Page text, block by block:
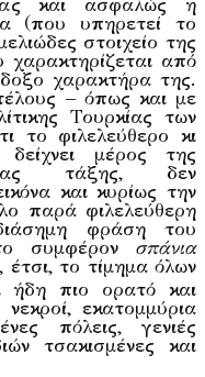
και ασφαλώς η
(που υπηρετεί το
στοιχείο της
από
χαρακτήρα της.
– όπως και με
Τουρκίας των
το φιλελεύθερο κι
μέρος της
τάξης, δεν
και κυρίως την
παρά φιλελεύθερη
φράση του
συμφέρον σπάνια
το τίμημα όλων
ήδη πιο ορατό και
νεκροί, εκατομμύρια
πόλεις, γενιές
τσακισμένες και